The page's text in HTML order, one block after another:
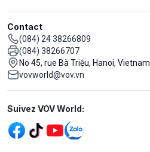
Contact
(084) 24 38266809
(084) 38266707
No 45, rue Bà Triệu, Hanoi, Vietnam
vovworld@vov.vn
Mạng xã hội
Suivez VOV World: